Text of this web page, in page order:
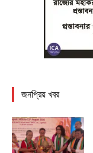
জনপ্রিয় খবর